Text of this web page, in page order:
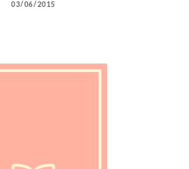
03/06/2015